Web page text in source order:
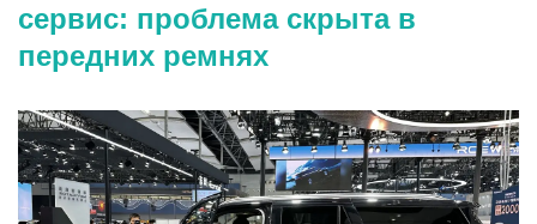
сервис: проблема скрыта в
передних ремнях